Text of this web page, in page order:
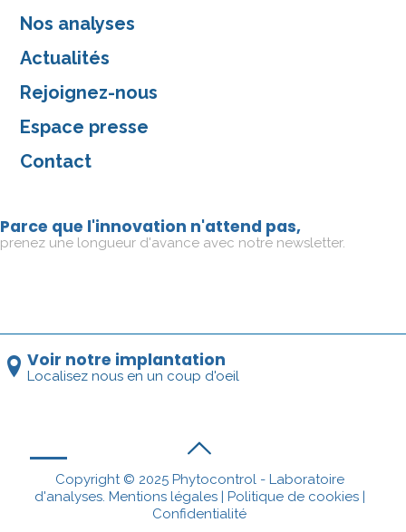
Nos analyses
Actualités
Rejoignez-nous
Espace presse
Contact
Parce que l'innovation n'attend pas,
prenez une longueur d'avance avec notre newsletter.
Voir notre implantation
Localisez nous en un coup d'oeil
Copyright © 2025 Phytocontrol - Laboratoire
d'analyses. Mentions légales| Politique de cookies|
Confidentialité